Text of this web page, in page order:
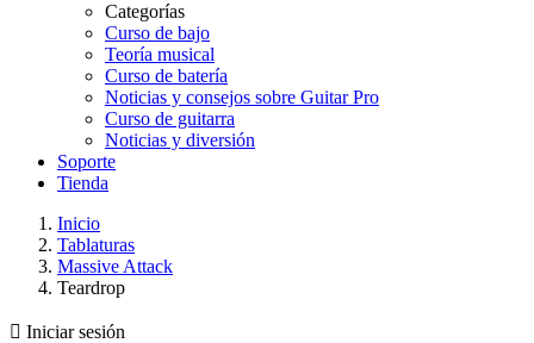
Categorías
Curso de bajo
Teoría musical
Curso de batería
Noticias y consejos sobre Guitar Pro
Curso de guitarra
Noticias y diversión
Soporte
Tienda
Inicio
Tablaturas
Massive Attack
Teardrop
 Iniciar sesión